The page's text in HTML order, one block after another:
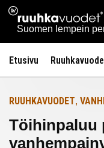
Siirry
sisältöön
Ruuhkavuodet.fi
Suomen lempein
Etusivu
Etusivulle
RUUHKAVUODET,
Töihinpaluu